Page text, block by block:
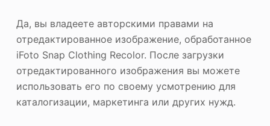
Да, вы владеете авторскими правами на
отредактированное изображение, обработанное
iFoto Snap Clothing Recolor. После загрузки
отредактированного изображения вы можете
использовать его по своему усмотрению для
каталогизации, маркетинга или других нужд.